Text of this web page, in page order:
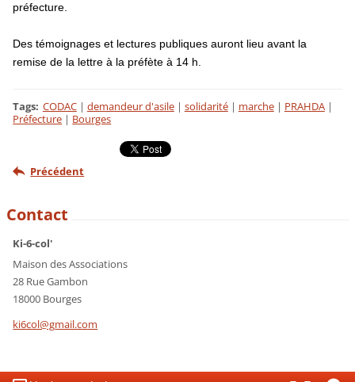
préfecture.
Des témoignages et lectures publiques auront lieu avant la
remise de la lettre à la préfète à 14 h.
Tags: CODAC | demandeur d'asile | solidarité | marche | PRAHDA |
Préfecture | Bourges
Précédent
Contact
Ki-6-col'
Maison des Associations
28 Rue Gambon
18000 Bourges
ki6col@gmail.com